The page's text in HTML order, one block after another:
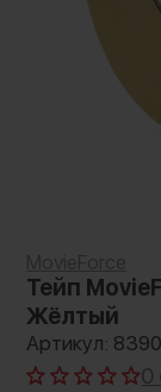
Тейп
Жёлтый
Артикул:
0